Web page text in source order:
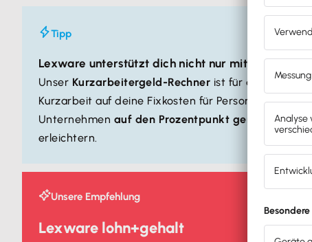
Tipp
Lexware unterstützt dich nicht nur mit dem KUG-
Unser Kurzarbeitergeld-Rechner ist für dich als
Kurzarbeit auf deine Fixkosten für Personal
Unternehmen auf den Prozentpunkt genau zu
erleichtern.
Unsere Empfehlung
Lexware lohn+gehalt